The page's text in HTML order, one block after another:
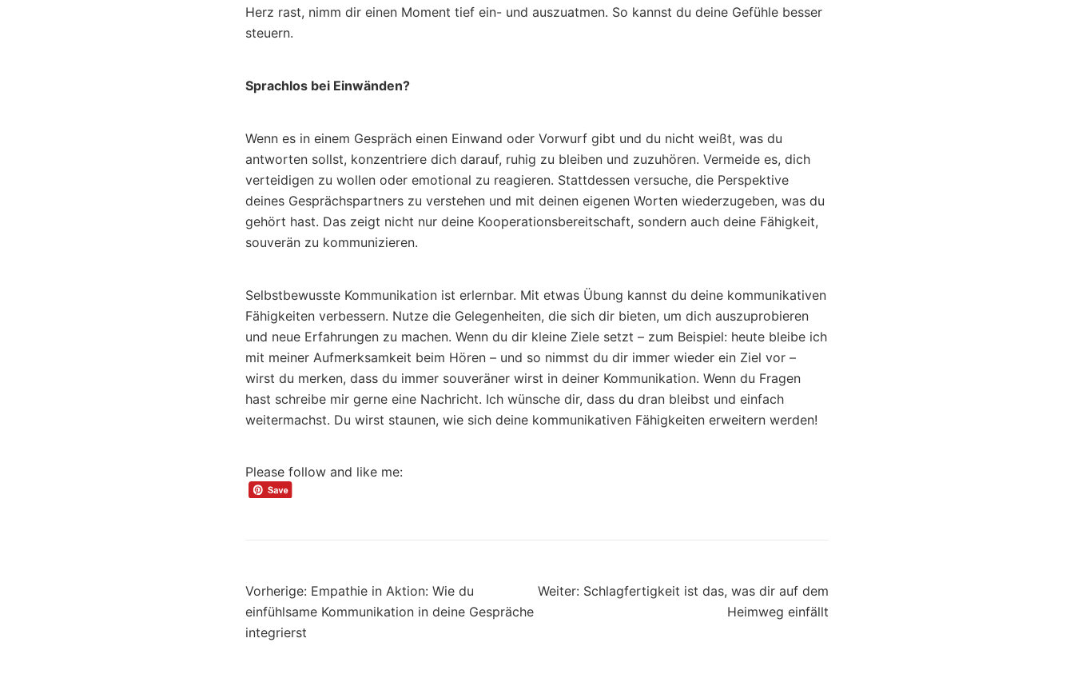
Herz rast, nimm dir einen Moment tief ein- und auszuatmen. So kannst du deine Gefühle besser
steuern.
Sprachlos bei Einwänden?
Wenn es in einem Gespräch einen Einwand oder Vorwurf gibt und du nicht weißt, was du
antworten sollst, konzentriere dich darauf, ruhig zu bleiben und zuzuhören. Vermeide es, dich
verteidigen zu wollen oder emotional zu reagieren. Stattdessen versuche, die Perspektive
deines Gesprächspartners zu verstehen und mit deinen eigenen Worten wiederzugeben, was du
gehört hast. Das zeigt nicht nur deine Kooperationsbereitschaft, sondern auch deine Fähigkeit,
souverän zu kommunizieren.
Selbstbewusste Kommunikation ist erlernbar. Mit etwas Übung kannst du deine kommunikativen
Fähigkeiten verbessern. Nutze die Gelegenheiten, die sich dir bieten, um dich auszuprobieren
und neue Erfahrungen zu machen. Wenn du dir kleine Ziele setzt – zum Beispiel: heute bleibe ich
mit meiner Aufmerksamkeit beim Hören – und so nimmst du dir immer wieder ein Ziel vor –
wirst du merken, dass du immer souveräner wirst in deiner Kommunikation. Wenn du Fragen
hast schreibe mir gerne eine Nachricht. Ich wünsche dir, dass du dran bleibst und einfach
weitermachst. Du wirst staunen, wie sich deine kommunikativen Fähigkeiten erweitern werden!
Please follow and like me:
Beitragsnavigation
Vorherige: Empathie in Aktion: Wie du
einfühlsame Kommunikation in deine Gespräche
integrierst
Weiter: Schlagfertigkeit ist das, was dir auf dem
Heimweg einfällt